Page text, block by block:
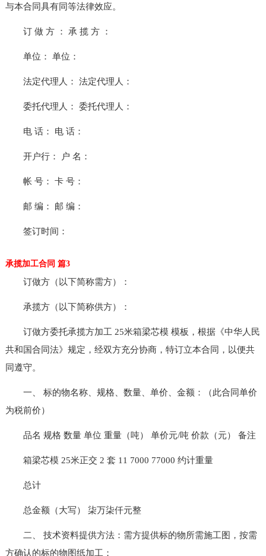
与本合同具有同等法律效应。
订 做 方 ： 承 揽 方 ：
单位： 单位：
法定代理人： 法定代理人：
委托代理人： 委托代理人：
电 话： 电 话：
开户行： 户 名：
帐 号： 卡 号：
邮 编： 邮 编：
签订时间：
承揽加工合同 篇3
订做方（以下简称需方）：
承揽方（以下简称供方）：
订做方委托承揽方加工 25米箱梁芯模 模板，根据《中华人民
共和国合同法》规定，经双方充分协商，特订立本合同，以便共
同遵守。
一、 标的物名称、规格、数量、单价、金额：（此合同单价
为税前价）
品名 规格 数量 单位 重量（吨） 单价元/吨 价款（元） 备注
箱梁芯模 25米正交 2 套 11 7000 77000 约计重量
总计
总金额（大写） 柒万柒仟元整
二、 技术资料提供方法：需方提供标的物所需施工图，按需
方确认的标的物图纸加工；